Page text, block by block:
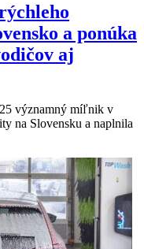
a ponúka
aj
významný míľnik v
na Slovensku a naplnila